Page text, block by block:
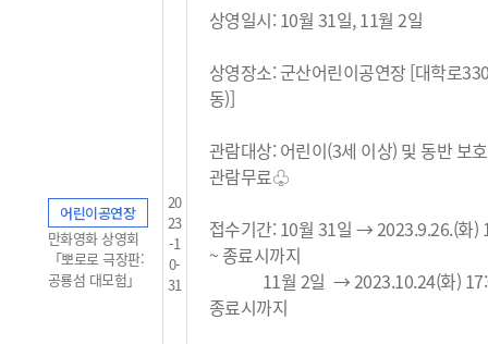
어린이공연장
만화영화 상영회
「뽀로로 극장판:
공룡섬 대모험」
20
23
-1
0-
31
상영일시: 10월 31일, 11월 2일
상영장소: 군산어린이공연장 [대학로
동)]
관람대상: 어린이(3세 이상) 및 동반 보
관람무료♧
접수기간: 10월 31일 → 2023.9.26.(화)
~ 종료시까지
11월 2일 → 2023.10.24(화)
종료시까지